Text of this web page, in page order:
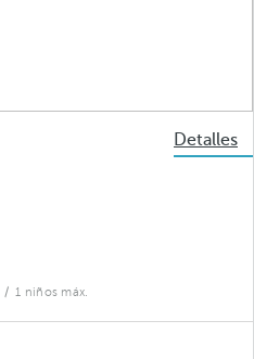
Detalles
/ 1 niños máx.